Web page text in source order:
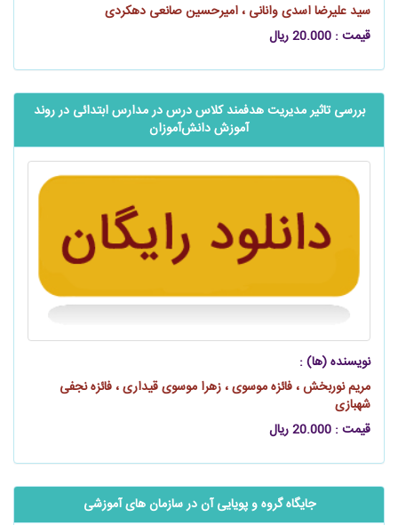
سید علیرضا اسدی وانانی ، امیرحسین صانعی دهکردی
قیمت : 20.000 ریال
بررسی تاثیر مدیریت هدفمند کلاس درس در مدارس ابتدائی در روند
آموزش ‌‌‌‌‌‌دانش‌آموزان
نویسنده (ها) :
مریم نوربخش ، فائزه موسوی ، زهرا موسوی قیداری ، فائزه نجفی
شهبازی
قیمت : 20.000 ریال
جایگاه گروه و پویایی آن در سازمان‌ های آموزشی